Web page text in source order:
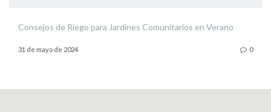
Consejos de Riego para Jardines Comunitarios en Verano
31 de mayo de 2024 0